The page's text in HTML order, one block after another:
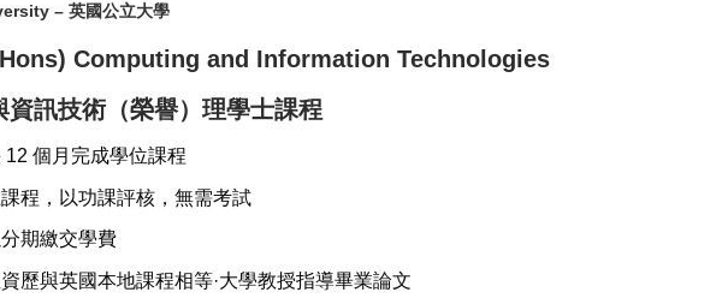
– 英國公立大學
Computing and Information Technologies
資訊技術（榮譽）理學士課程
12 個月完成學位課程
程，以功課評核，無需考試
期繳交學費
歷與英國本地課程相等·大學教授指導畢業論文